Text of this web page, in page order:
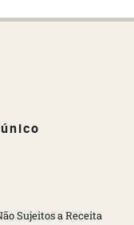
Sujeitos a Receita